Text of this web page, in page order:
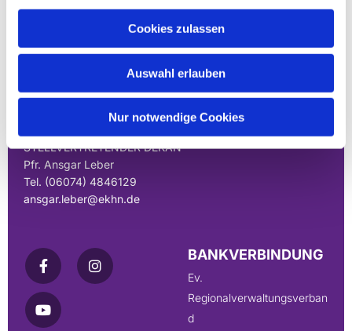
Cookies zulassen
Auswahl erlauben
Nur notwendige Cookies
Dr. Michael Grevel
michael.grevel@ekhn.de
Tel. (06074) 4846120
steffen.held@ekhn.de
STELLVERTRETENDER DEKAN
Pfr. Ansgar Leber
Tel. (06074) 4846129
ansgar.leber@ekhn.de
BANKVERBINDUNG
Ev.
Regionalverwaltungsverban
d